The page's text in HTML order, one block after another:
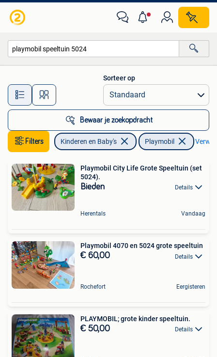
Alle afstanden…
Sorteer op
Bewaar je zoekopdracht
Filters Kinderen en Baby's Playmobil
Playmobil City Life Grote Speeltuin (set
5024).
Bieden Details
Herentals Vandaag
Playmobil 4070 en 5024 grote speeltuin
€ 60,00 Details
Rochefort Eergisteren
PLAYMOBIL; grote kinder speeltuin.
€ 50,00 Details